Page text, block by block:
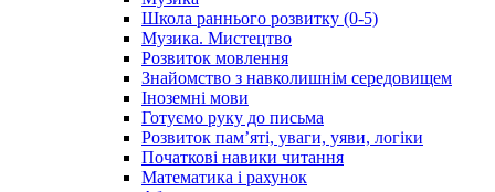
Школа раннього розвитку (0-5)
Музика. Мистецтво
Розвиток мовлення
Знайомство з навколишнім середовищем
Іноземні мови
Готуємо руку до письма
Розвиток пам’яті, уваги, уяви, логіки
Початкові навики читання
Математика і рахунок